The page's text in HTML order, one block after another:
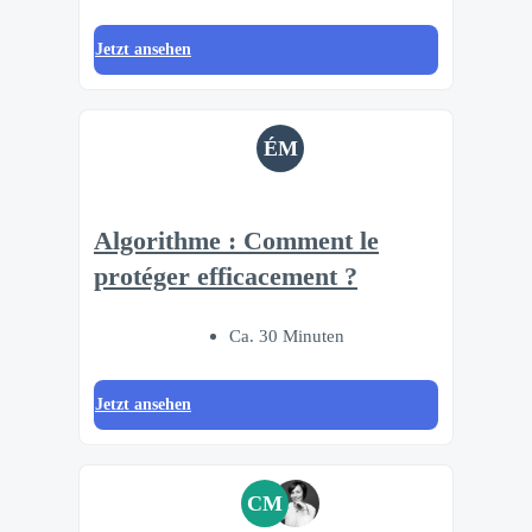
Jetzt ansehen
ÉM
Algorithme : Comment le
protéger efficacement ?
Ca. 30 Minuten
Jetzt ansehen
CM